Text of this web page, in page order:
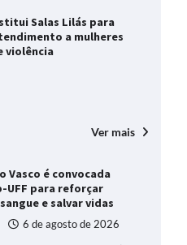
Salas Lilás para
a mulheres
violência
Ver mais
Vasco é convocada
UFF para reforçar
e salvar vidas
6 de agosto de 2026